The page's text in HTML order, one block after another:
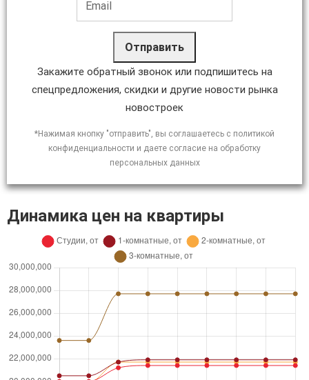
Отправить
Закажите обратный звонок или подпишитесь на
спецпредложения, скидки и другие новости рынка
новостроек
*Нажимая кнопку "отправить", вы соглашаетесь с политикой
конфиденциальности и даете согласие на обработку
персональных данных
Динамика цен на квартиры